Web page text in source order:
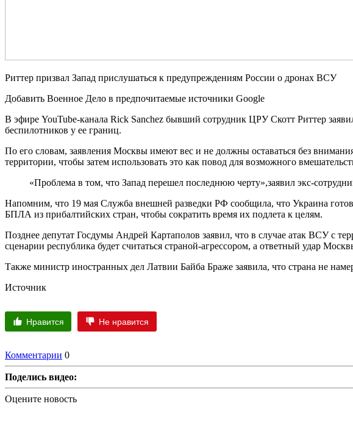
Риттер призвал Запад прислушаться к предупреждениям России о дронах ВСУ
Добавить Военное Дело в предпочитаемые источники Google
В эфире YouTube-канала Rick Sanchez бывший сотрудник ЦРУ Скотт Риттер
беспилотников у ее границ.
По его словам, заявления Москвы имеют вес и не должны оставаться без
территории, чтобы затем использовать это как повод для возможного
«Проблема в том, что Запад перешел последнюю черту»,заявил экс-
Напомним, что 19 мая Служба внешней разведки РФ сообщила, что Украина
БПЛА из прибалтийских стран, чтобы сократить время их подлета к целям.
Позднее депутат Госдумы Андрей Картаполов заявил, что в случае атак ВСУ с
сценарии республика будет считаться страной-агрессором, а ответный удар
Также министр иностранных дел Латвии Байба Браже заявила, что страна не
Источник
Нравится Не нравится
Комментарии 0
Поделись видео:
Оцените новость